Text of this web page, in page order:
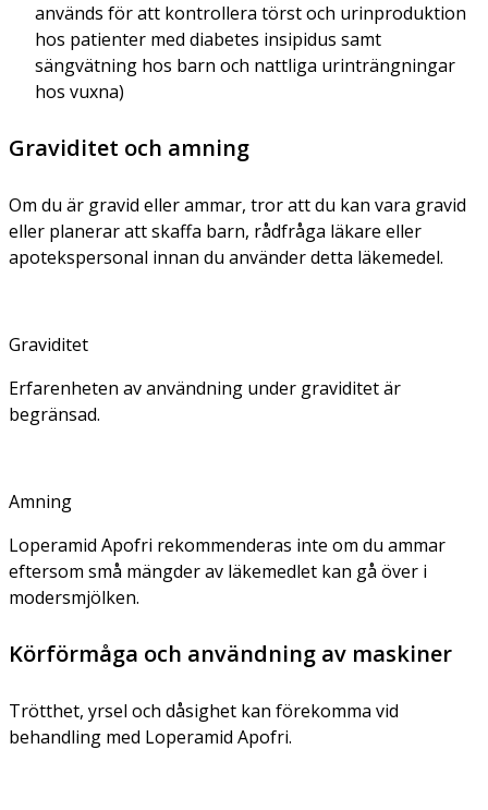
används för att kontrollera törst och urinproduktion
hos patienter med diabetes insipidus samt
sängvätning hos barn och nattliga urinträngningar
hos vuxna)
Graviditet och amning
Om du är gravid eller ammar, tror att du kan vara gravid
eller planerar att skaffa barn, rådfråga läkare eller
apotekspersonal innan du använder detta läkemedel.
Graviditet
Erfarenheten av användning under graviditet är
begränsad.
Amning
Loperamid Apofri rekommenderas inte om du ammar
eftersom små mängder av läkemedlet kan gå över i
modersmjölken.
Körförmåga och användning av maskiner
Trötthet, yrsel och dåsighet kan förekomma vid
behandling med Loperamid Apofri.